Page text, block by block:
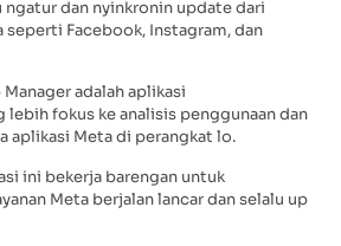
dan nyinkronin update dari
Facebook, Instagram, dan
adalah aplikasi
lebih fokus ke analisis penggunaan dan
aplikasi Meta di perangkat lo.
ini bekerja barengan untuk
Meta berjalan lancar dan selalu up